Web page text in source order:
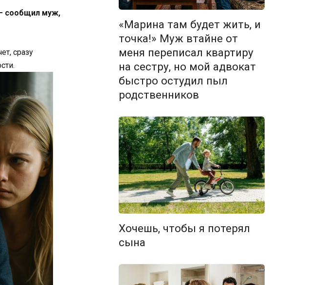
сообщил муж,
сразу
«Марина там будет жить, и
точка!» Муж втайне от
меня переписал квартиру
на сестру, но мой адвокат
быстро остудил пыл
родственников
Хочешь, чтобы я потерял
сына